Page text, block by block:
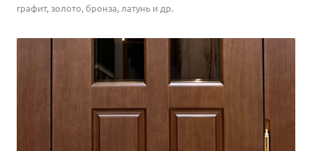
графит, золото, бронза, латунь и др.